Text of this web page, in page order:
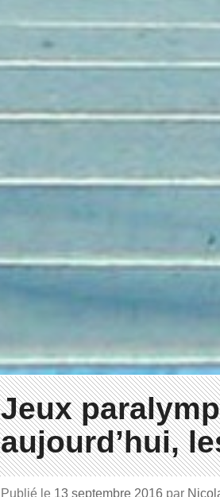
Jeux
aujourd’hui,
Publié le 13 septembre 2016 par